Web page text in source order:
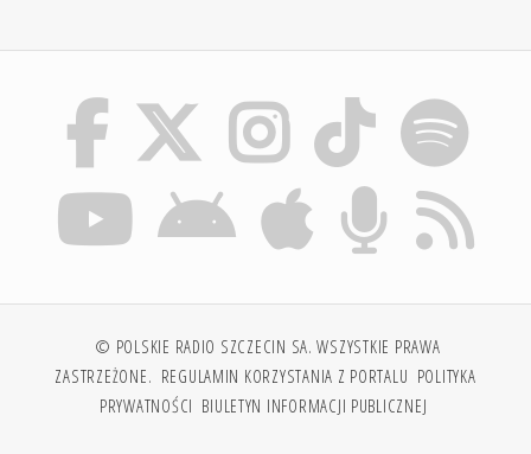
© POLSKIE RADIO SZCZECIN SA. WSZYSTKIE PRAWA
ZASTRZEŻONE. REGULAMIN KORZYSTANIA Z PORTALU POLITYKA
PRYWATNOŚCI BIULETYN INFORMACJI PUBLICZNEJ